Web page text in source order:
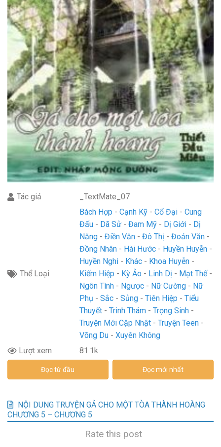
Tác giả _TextMate_07
Thể Loại
Bách Hợp Cạnh Kỹ Cổ Đại
Cung
Đấu
Dã Sử Đam Mỹ Dị Giới
Dị
Năng
Điền Văn Đô Thị
Đoản Văn
Đồng Nhân
Hài Hước
Huyền Huyễn
Huyền Nghi
Khác
Khoa Huyễn
Kiếm Hiệp
Kỳ Ảo Linh Dị
Mạt Thế
Ngôn Tình
Ngược Nữ Cường
Nữ
Phụ
Sắc Sủng Tiên Hiệp
Tiểu
Thuyết
Trinh Thám
Trọng Sinh
Truyện Mới Cập Nhật
Truyện Teen
Võng Du
Xuyên Không
Lượt xem
81.1k
Đọc từ đầu Đọc mới nhất
NỘI DUNG TRUYỆN GẢ CHO MỘT TÒA THÀNH HOÀNG
CHƯƠNG 5 – CHƯƠNG 5
Rate this post